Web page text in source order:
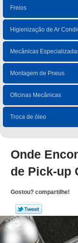
Freios
Higienização de Ar
Mecânicas
Montagem de Pneus
Oficinas Mecânicas
Troca de óleo
Onde
de Pick-up
Gostou? compartilhe!